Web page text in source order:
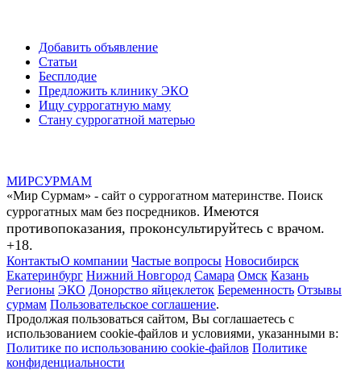
Добавить объявление
Статьи
Бесплодие
Предложить клинику ЭКО
Ищу суррогатную маму
Стану суррогатной матерью
МИРСУРМАМ
«Мир Сурмам» - сайт о суррогатном материнстве. Поиск
суррогатных мам без посредников. Имеются
противопоказания, проконсультируйтесь с врачом.
+18.
КонтактыО компании Частые вопросы Новосибирск
Екатеринбург Нижний Новгород Самара Омск Казань
Регионы ЭКО Донорство яйцеклеток Беременность Отзывы
сурмам Пользовательское соглашение.
Продолжая пользоваться сайтом, Вы соглашаетесь с
использованием cookie-файлов и условиями, указанными в:
Политике по использованию cookie-файлов Политике
конфиденциальности